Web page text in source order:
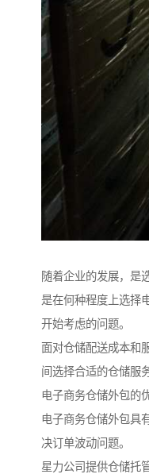
随着企业的发展，是
是在何种程度上选择
开始考虑的问题。
面对仓储配送成本和
间选择合适的仓储服
电子商务仓储外包的
电子商务仓储外包具
决订单波动问题。
星力公司提供仓储托